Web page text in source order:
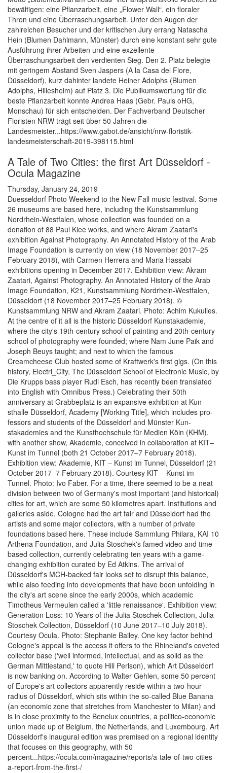
bewältigen: eine Pflanzarbeit, eine „Flower Wall“, ein floraler
Thron und eine Überraschungsarbeit. Unter den Augen der
zahlreichen Besucher und der kritischen Jury errang Natascha
Hein (Blumen Dahlmann, Münster) durch eine konstant sehr gute
Ausführung ihrer Arbeiten und eine exzellente
Überraschungsarbeit den verdienten Sieg. Den 2. Platz belegte
mit geringem Abstand Sven Jaspers (A la Casa del Fiore,
Düsseldorf), kurz dahinter landete Heiner Adolphs (Blumen
Adolphs, Hillesheim) auf Platz 3. Die Publikumswertung für die
beste Pflanzarbeit konnte Andrea Haas (Gebr. Pauls oHG,
Monschau) für sich entscheiden. Der Fachverband Deutscher
Floristen NRW trägt seit über 50 Jahren die
Landesmeister...https://www.gabot.de/ansicht/nrw-floristik-
landesmeisterschaft-2019-398115.html
A Tale of Two Cities: the first Art Düsseldorf -
Ocula Magazine
Thursday, January 24, 2019
Duesseldorf Photo Weekend to the New Fall music festival. Some
26 museums are based here, including the Kunstsammlung
Nordrhein-Westfalen, whose collection was founded on a
donation of 88 Paul Klee works, and where Akram Zaatari's
exhibition Against Photography. An Annotated History of the Arab
Image Foundation is currently on view (18 November 2017–25
February 2018), with Carmen Herrera and Maria Hassabi
exhibitions opening in December 2017. Exhibition view: Akram
Zaatari, Against Photography. An Annotated History of the Arab
Image Foundation, K21, Kunstsammlung Nordrhein-Westfalen,
Düsseldorf (18 November 2017–25 February 2018). ©
Kunstsammlung NRW and Akram Zaatari. Photo: Achim Kukulies.
At the centre of it all is the historic Düsseldorf Kunstakademie,
where the city's 19th-century school of painting and 20th-century
school of photography were founded; where Nam June Paik and
Joseph Beuys taught; and next to which the famous
Creamcheese Club hosted some of Kraftwerk's first gigs. (On this
history, Electri_City, The Düsseldorf School of Electronic Music, by
Die Krupps bass player Rudi Esch, has recently been translated
into English with Omnibus Press.) Celebrating their 50th
anniversary at Grabbeplatz is an expansive exhibition at Kun­
sthalle Düssel­dorf, Acade­my [Work­ing Ti­tle], which includes pro­
fes­sors and stu­dents of the Düssel­dorf and Münster Kun­
stakademies and the Kun­sthochschule für Me­di­en Köln (KHM),
with another show, Akademie, conceived in collaboration at KIT–
Kunst im Tunnel (both 21 October 2017–7 Febru­ary 2018).
Exhibition view: Akademie, KIT – Kunst im Tunnel, Düsseldorf (21
October 2017–7 February 2018). Courtesy KIT – Kunst im
Tunnel. Photo: Ivo Faber. For a time, there seemed to be a neat
division between two of Germany's most important (and historical)
cities for art, which are some 50 kilometres apart. Institutions and
galleries aside, Cologne had the art fair and Düsseldorf had the
artists and some major collectors, with a number of private
foundations based here. These include Sammlung Philara, KAI 10
Arthena Foundation, and Julia Stoschek's famed video and time-
based collection, currently celebrating ten years with a game-
changing exhibition curated by Ed Atkins. The arrival of
Düsseldorf's MCH-backed fair looks set to disrupt this balance,
while also feeding into developments that have been unfolding in
the city's art scene since the early 2000s, which academic
Timotheus Vermeulen called a 'little renaissance'. Exhibition view:
Generation Loss: 10 Years of the Julia Stoschek Collection, Julia
Stoschek Collection, Düsseldorf (10 June 2017–10 July 2018).
Courtesy Ocula. Photo: Stephanie Bailey. One key factor behind
Cologne's appeal is the access it offers to the Rhineland's coveted
collector base ('well informed, intellectual, and as solid as the
German Mittlestand,' to quote Hili Perlson), which Art Düsseldorf
is now banking on. According to Walter Gehlen, some 50 percent
of Europe's art collectors apparently reside within a two-hour
radius of Düsseldorf, which sits within the so-called Blue Banana
(an economic zone that stretches from Manchester to Milan) and
is in close proximity to the Benelux countries, a politico-economic
union made up of Belgium, the Netherlands, and Luxembourg. Art
Düsseldorf's inaugural edition was premised on a regional identity
that focuses on this geography, with 50
percent...https://ocula.com/magazine/reports/a-tale-of-two-cities-
a-report-from-the-first-/